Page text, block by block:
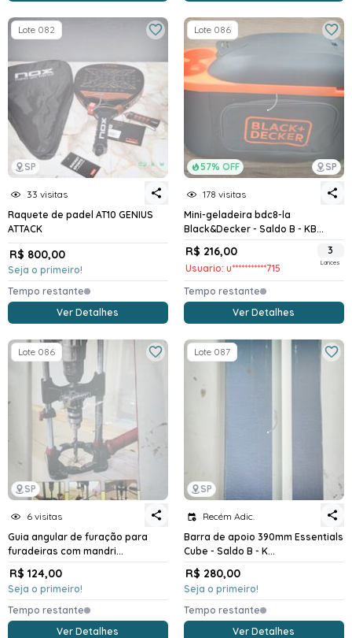
SP
Lote 082
33 visitas
Raquete de padel AT10 GENIUS
ATTACK
R$ 800,00
Seja o primeiro!
Tempo restante
Ver Detalhes
57% OFF SP
Lote 086
178 visitas
Mini-geladeira bdc8-la
Black&Decker - Saldo B - KB...
R$ 216,00
Usuario: u***********715
3
Lances
Tempo restante
Ver Detalhes
SP
Lote 086
6 visitas
Guia angular de furação para
furadeiras com mandri...
R$ 124,00
Seja o primeiro!
Tempo restante
Ver Detalhes
SP
Lote 087
Recém Adic.
Barra de apoio 390mm Essentials
Cube - Saldo B - K...
R$ 280,00
Seja o primeiro!
Tempo restante
Ver Detalhes